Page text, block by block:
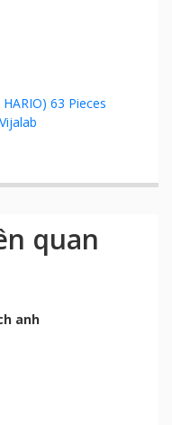
63 Pieces
quan
anh